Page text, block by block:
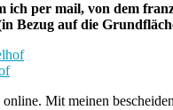
ich per mail, von dem
Bezug auf die
Mit meinen